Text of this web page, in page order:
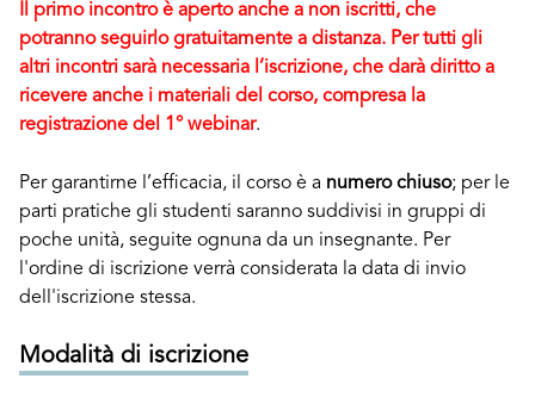
Il primo incontro è aperto anche a non iscritti, che
potranno seguirlo gratuitamente a distanza. Per tutti gli
altri incontri sarà necessaria l’iscrizione, che darà diritto a
ricevere anche i materiali del corso, compresa la
registrazione del 1° webinar.
Per garantirne l’efficacia, il corso è a numero chiuso; per le
parti pratiche gli studenti saranno suddivisi in gruppi di
poche unità, seguite ognuna da un insegnante. Per
l'ordine di iscrizione verrà considerata la data di invio
dell'iscrizione stessa.
Modalità di iscrizione